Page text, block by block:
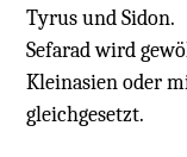
Tyrus und Sidon.
Sefarad wird
Kleinasien oder
gleichgesetzt.